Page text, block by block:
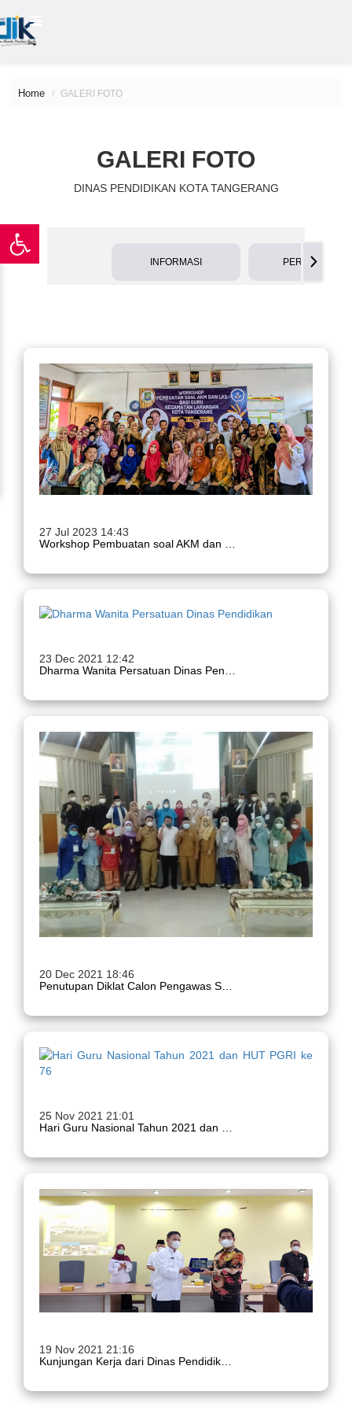
Home GALERI FOTO
GALERI FOTO
DINAS PENDIDIKAN KOTA TANGERANG
INFORMASI PERTEMUAN
27 Jul 2023 14:43
23 Dec 2021 12:42
Dharma Wanita Persatuan Dinas Pendidikan
20 Dec 2021 18:46
Penutupan Diklat Calon Pengawas Sekolah Di Lingkungan Pemerintah Kota Tangerang Tahun 2021
25 Nov 2021 21:01
Hari Guru Nasional Tahun 2021 dan HUT PGRI ke 76
19 Nov 2021 21:16